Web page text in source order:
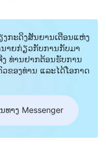
ະເຈົ້າ. ພວກເຮົາ ເຊິ່ງ
ຖືກຍົກຂຶ້ນຈາກກອງຂີ້ສັດ
າທັງໝົດຂອງອົງ
ດ້ຖືກຍົກຂຶ້ນສູ່ສະຫວັນ,
ງປະຊາຊາດນັບບໍ່ຖ້ວນ.
ກເປີດເຜີຍໃນສາຍຕາ
ໜາ ແລະ ຄວາມໂລບມາກ
ນສາຍຕາຂອງພຣະເຈົ້າ.
ງກະດິງສັນຍານເຕືອນແຫ່ງ
າຍກ່ຽວກັບການກັບມາ
ງ ທ່ານຢາກຕ້ອນຮັບການ
ຂອງທ່ານ ແລະໄດ້ໂອກາດ
າງ Messenger